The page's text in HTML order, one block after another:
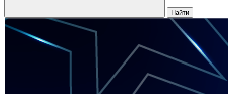
Найти